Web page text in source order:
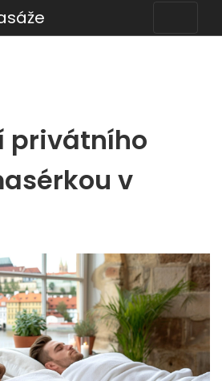
privátního
v